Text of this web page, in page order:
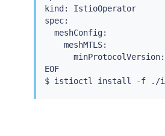
kind: IstioOperator
spec:
  meshConfig:
    meshMTLS:
EOF
$ istioctl install